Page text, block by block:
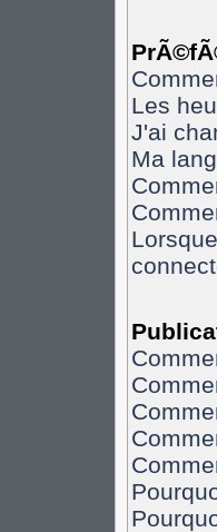
Les
J'ai
Ma